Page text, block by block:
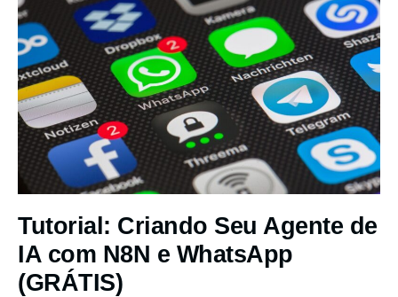
Tutorial: Criando Seu Agente de
IA com N8N e WhatsApp
(GRÁTIS)